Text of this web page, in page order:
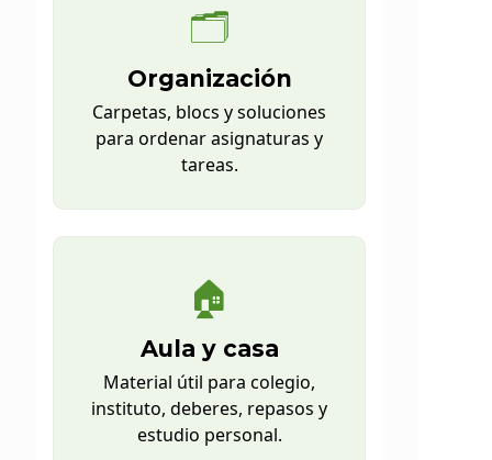
🗂️
Organización
Carpetas, blocs y soluciones
para ordenar asignaturas y
tareas.
🏠
Aula y casa
Material útil para colegio,
instituto, deberes, repasos y
estudio personal.